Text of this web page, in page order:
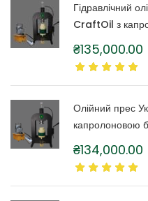
Гідравлічний
CraftOil з
₴135,000.00
Олійний прес
капролоновою
₴134,000.00